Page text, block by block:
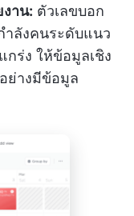
าน: ตัวเลขบอก
ำลังคนระดับแนว
ร่ง ให้ข้อมูลเชิง
ย่างมีข้อมูล